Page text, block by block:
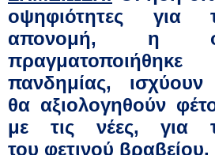
οψηφιότητες για
απονομή, η
πανδημίας, ισχύουν
θα αξιολογηθούν
με τις νέες,
για
του φετινού βραβείου.